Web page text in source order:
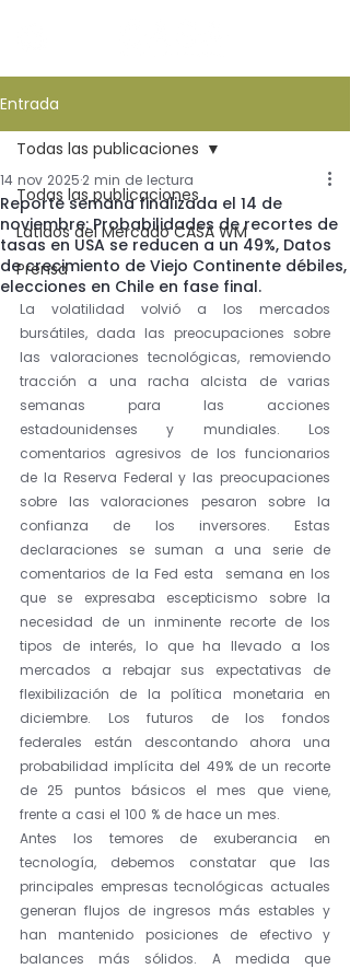
Entrada
Todas las publicaciones
Latidos del Mercado CASA WM
Prensa
Todas las publicaciones
Reporte semana finalizada el 14 de
noviembre: Probabilidades de recortes de
tasas en USA se reducen a un 49%, Datos
de crecimiento de Viejo Continente débiles,
elecciones en Chile en fase final.
14 nov 2025 2 min de lectura
La volatilidad volvió a los mercados
bursátiles, dada las preocupaciones sobre
las valoraciones tecnológicas, removiendo
tracción a una racha alcista de varias
semanas para las acciones
estadounidenses y mundiales. Los
comentarios agresivos de los funcionarios
de la Reserva Federal y las preocupaciones
sobre las valoraciones pesaron sobre la
confianza de los inversores. Estas
declaraciones se suman a una serie de
comentarios de la Fed esta  semana en los
que se expresaba escepticismo sobre la
necesidad de un inminente recorte de los
tipos de interés, lo que ha llevado a los
mercados a rebajar sus expectativas de
flexibilización de la política monetaria en
diciembre. Los futuros de los fondos
federales están descontando ahora una
probabilidad implícita del 49% de un recorte
de 25 puntos básicos el mes que viene,
frente a casi el 100 % de hace un mes.
Antes los temores de exuberancia en
tecnología, debemos constatar que las
principales empresas tecnológicas actuales
generan flujos de ingresos más estables y
han mantenido posiciones de efectivo y
balances más sólidos. A medida que